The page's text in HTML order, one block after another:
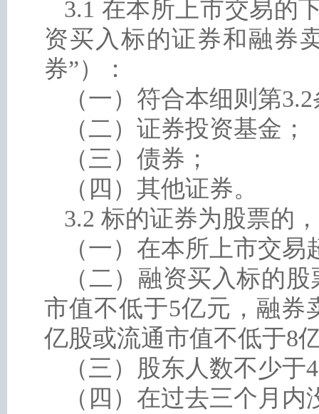
3.1 在本所上市交易的
资买入标的证券和融券
券”）：
（一）符合本细则第
（二）证券投资基金；
（三）债券；
（四）其他证券。
3.2 标的证券为股票的
（一）在本所上市交
（二）融资买入标的
市值不低于5亿元，融券
亿股或流通市值不低于8
（三）股东人数不少于
（四）在过去三个月